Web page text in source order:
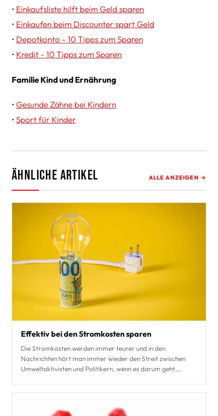
• Einkaufsliste hilft beim Geld sparen
• Einkaufen beim Discounter spart Geld
• Depotkonto - 10 Tipps zum Sparen
• Kredit - 10 Tipps zum Sparen
Familie Kind und Ernährung
• Gesunde Zähne bei Kindern
•Sport für Kinder
Ähnliche Artikel ALLE ANZEIGEN →
Effektiv bei den Stromkosten sparen
Die Stromkosten werden immer teurer und in den
Nachrichten hört man immer wieder den Streit zwischen
Umweltaktivisten und Politikern, wenn es darum geht,